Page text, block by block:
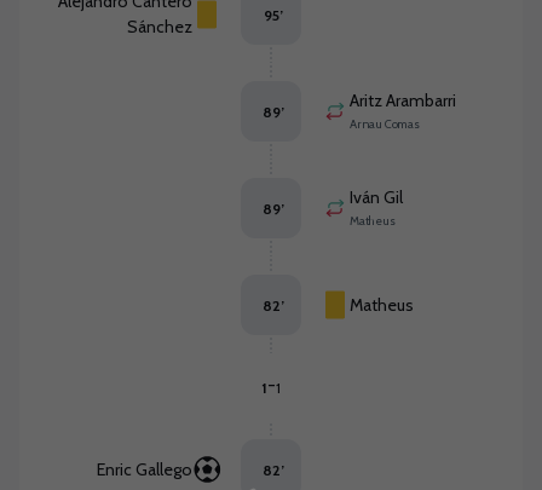
Sánchez
95’
Aritz Arambarri
Arnau Comas
89’
Iván Gil
Matheus
89’
Matheus
82’
1-1
Enric Gallego 82’